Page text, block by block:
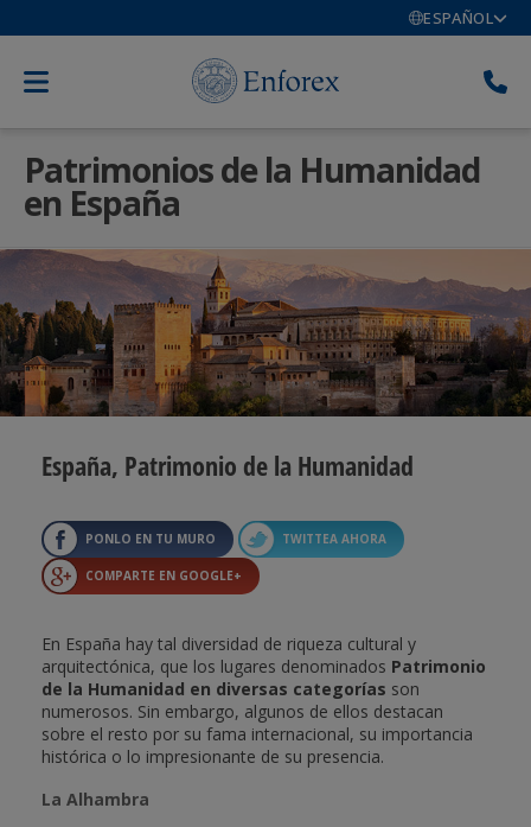
ESPAÑOL
Patrimonios de la Humanidad
en España
España, Patrimonio de la Humanidad
PONLO EN TU MURO TWITTEA AHORA
COMPARTE EN GOOGLE+
En España hay tal diversidad de riqueza cultural y
arquitectónica, que los lugares denominados Patrimonio
de la Humanidad en diversas categorías son
numerosos. Sin embargo, algunos de ellos destacan
sobre el resto por su fama internacional, su importancia
histórica o lo impresionante de su presencia.
La Alhambra